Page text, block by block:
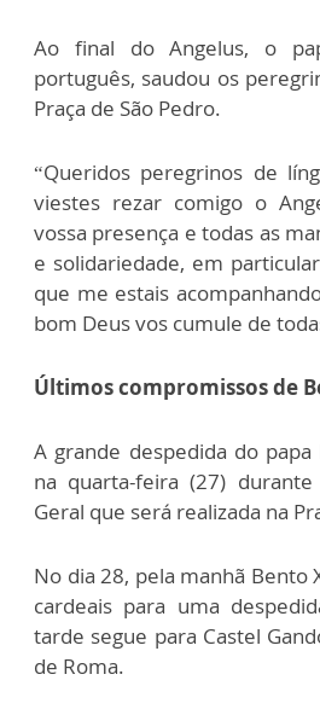
Ao final do Angelus, o
português, saudou os
Praça de São Pedro.
“Queridos peregrinos de
viestes rezar comigo o
vossa presença e todas as
e solidariedade, em
que me estais
bom Deus vos cumule de
Últimos compromissos de
A grande despedida do papa
na quarta-feira (27)
Geral que será realizada na
No dia 28, pela manhã Bento
cardeais para uma
tarde segue para Castel
de Roma.